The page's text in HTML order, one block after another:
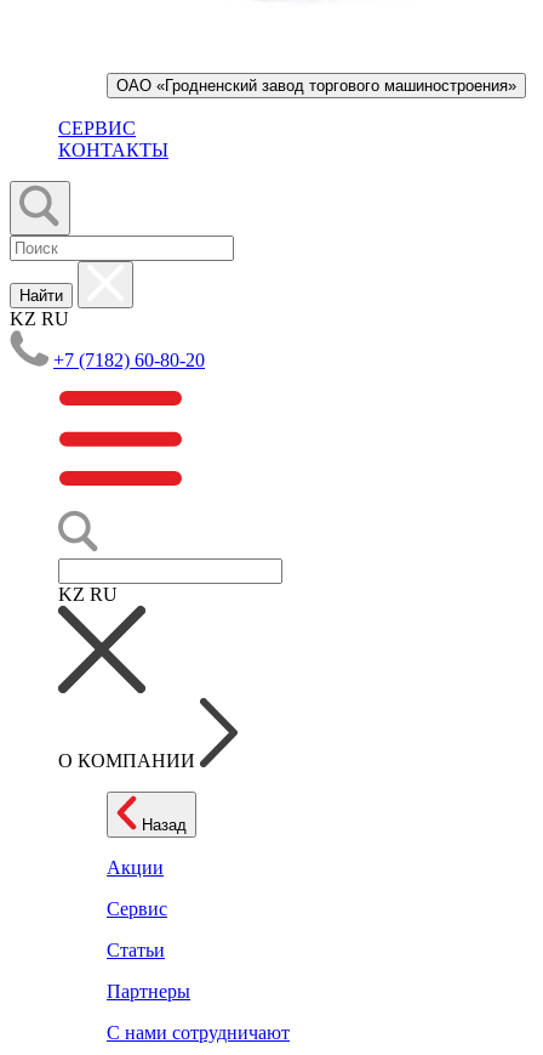
ОАО «Гродненский завод торгового машиностроения»
СЕРВИС
КОНТАКТЫ
Найти
KZ RU
+7 (7182) 60-80-20
KZ RU
О КОМПАНИИ
Назад
Акции
Сервис
Статьи
Партнеры
С нами сотрудничают